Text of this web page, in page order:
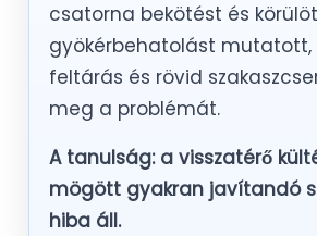
csatorna bekötést és
gyökérbehatolást
feltárás és rövid
meg a problémát.
A tanulság: a visszatérő
mögött gyakran javítandó
hiba áll.